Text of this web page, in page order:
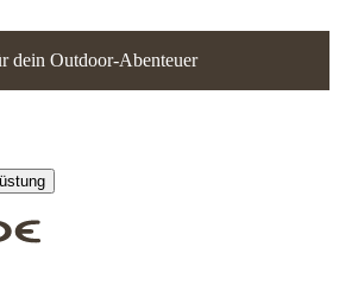
dein Outdoor-Abenteuer